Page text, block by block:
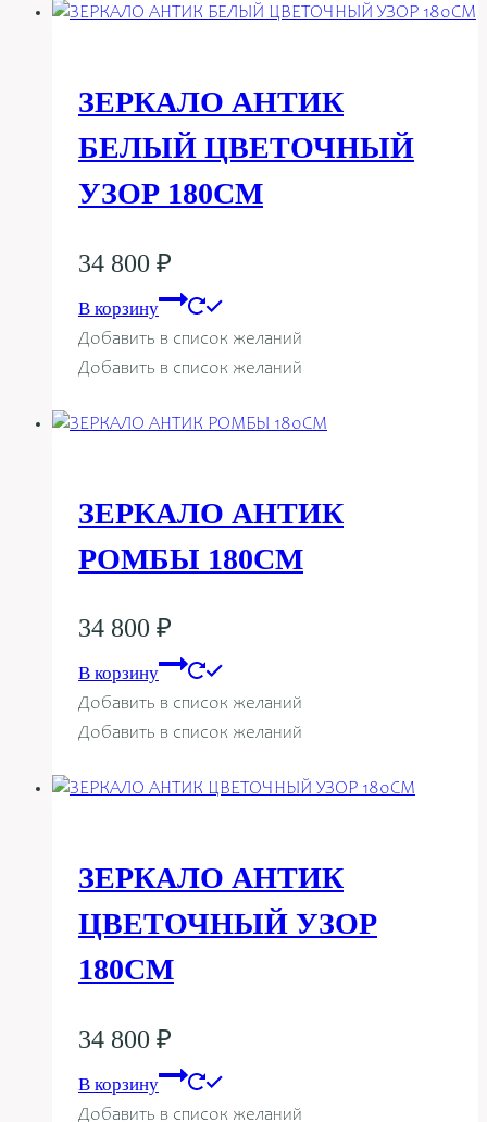
ЗЕРКАЛО АНТИК
БЕЛЫЙ ЦВЕТОЧНЫЙ
УЗОР 180СМ
34 800 ₽
В корзину
Добавить в список желаний
Добавить в список желаний
ЗЕРКАЛО АНТИК
РОМБЫ 180СМ
34 800 ₽
В корзину
Добавить в список желаний
Добавить в список желаний
ЗЕРКАЛО АНТИК
ЦВЕТОЧНЫЙ УЗОР
180СМ
34 800 ₽
В корзину
Добавить в список желаний